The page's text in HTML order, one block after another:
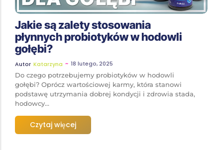
Jakie są zalety stosowania
płynnych probiotyków w hodowli
gołębi?
Autor Katarzyna ~ 18 lutego, 2025
Do czego potrzebujemy probiotyków w hodowli
gołębi? Oprócz wartościowej karmy, która stanowi
podstawę utrzymania dobrej kondycji i zdrowia stada,
hodowcy...
Czytaj więcej